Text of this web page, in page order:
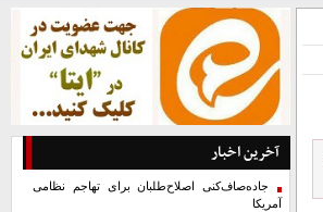
آخرین اخبار
جاده‌صاف‌کنی اصلاح‌طلبان برای تهاجم نظامی
آمریکا